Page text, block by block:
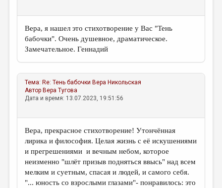
Вера, я нашел это стихотворение у Вас "Тень
бабочки". Очень душевное, драматическое.
Замечательное. Геннадий
Тема:Re: Тень бабочки Вера Никольская
АвторВера Тугова
Дата и время: 13.07.2023, 19:51:56
Вера, прекрасное стихотворение! Утончённая
лирика и философия. Целая жизнь с её искушениями
и прегрешениями и вечным небом, которое
неизменно "шлёт призыв подняться ввысь" над всем
мелким и суетным, спасая и людей, и самого себя.
"... юность со взрослыми глазами"- понравилось: это